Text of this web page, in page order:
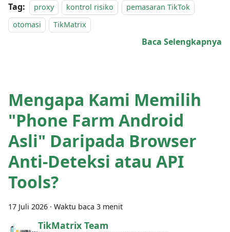
Tag: proxy kontrol risiko
pemasaran TikTok
otomasi
TikMatrix
Baca Selengkapnya
Mengapa Kami Memilih
"Phone Farm Android
Asli" Daripada Browser
Anti-Deteksi atau API
Tools?
17 Juli 2026 · Waktu baca 3 menit
TikMatrix Team